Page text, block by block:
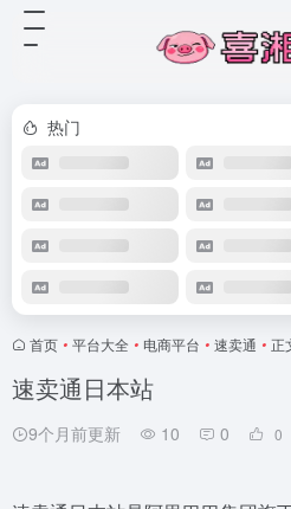
热门
首页 • 平台大全 • 电商平台 • 速卖通 • 正
速卖通日本站
9个月前更新 10 0 0